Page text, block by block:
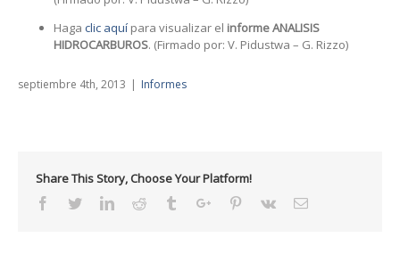
Haga clic aquí para visualizar el informe ANALISIS
HIDROCARBUROS. (Firmado por: V. Pidustwa – G. Rizzo)
septiembre 4th, 2013 | Informes
Share This Story, Choose Your Platform!
Facebook
TwitterLinkedinReddit TumblrGoogle+Pinterest
Vk Email